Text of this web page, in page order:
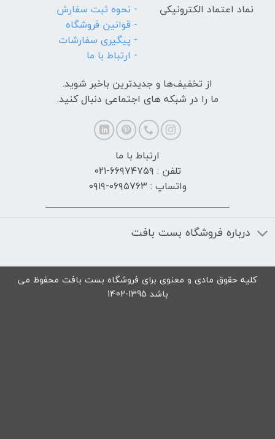
نماد اعتماد الکترونیکی
- نحوه ثبت سفارش
- قوانین فروشگاه
- پیگیری سفارشات
- ارتباط با ما
از تخفیف‌ها و جدیدترین‌ باخبر شوید.
ما را در شبکه های اجتماعی دنبال کنید.
ارتباط با ما
تلفن : ۶۶۹۷۴۷۵۹-۰۲۱
واتساپ : ۰۶۹۵۷۶۳-۰۹۱۹
درباره فروشگاه بست بافت
کلیه حقوق مادی و معنوی برای فروشگاه بست بافت محفوظ می
باشد 1395-1402